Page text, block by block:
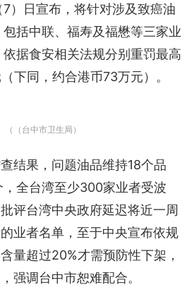
）日宣布，将针对涉及致癌油
括中联、福寿及福懋等三家业
据食安相关法规分别重罚最高
下同，约合港币73万元）。
（台中市卫生局）
结果，问题油品维持18个品
全台湾至少300家业者受波
评台湾中央政府延迟将近一周
业者名单，至于中央宣布依规
量超过20%才需预防性下架，
强调台中市恕难配合。